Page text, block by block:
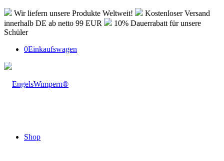
Wir liefern unsere Produkte Weltweit!
Kostenloser Versand
innerhalb DE ab netto 99 EUR
10% Dauerrabatt für unsere
Schüler
0Einkaufswagen
Shop